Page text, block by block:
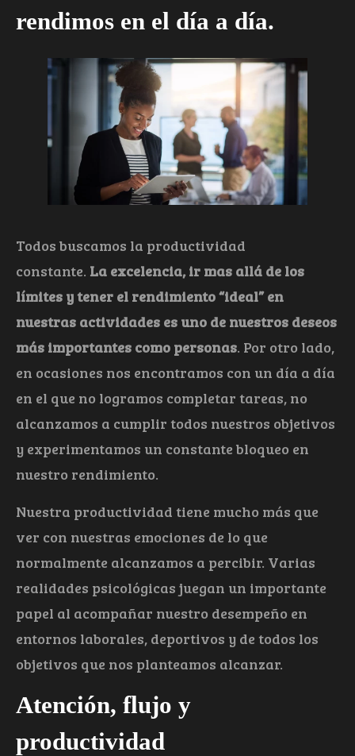
rendimos en el día a día.
Todos buscamos la productividad
constante. La excelencia, ir mas allá de los
límites y tener el rendimiento “ideal” en
nuestras actividades es uno de nuestros deseos
más importantes como personas. Por otro lado,
en ocasiones nos encontramos con un día a día
en el que no logramos completar tareas, no
alcanzamos a cumplir todos nuestros objetivos
y experimentamos un constante bloqueo en
nuestro rendimiento.
Nuestra productividad tiene mucho más que
ver con nuestras emociones de lo que
normalmente alcanzamos a percibir. Varias
realidades psicológicas juegan un importante
papel al acompañar nuestro desempeño en
entornos laborales, deportivos y de todos los
objetivos que nos planteamos alcanzar.
Atención, flujo y
productividad